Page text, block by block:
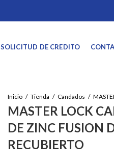
SOLICITUD DE CREDITO
Inicio Tienda Candados
MASTER LOCK
DE ZINC FUSION
RECUBIERTO